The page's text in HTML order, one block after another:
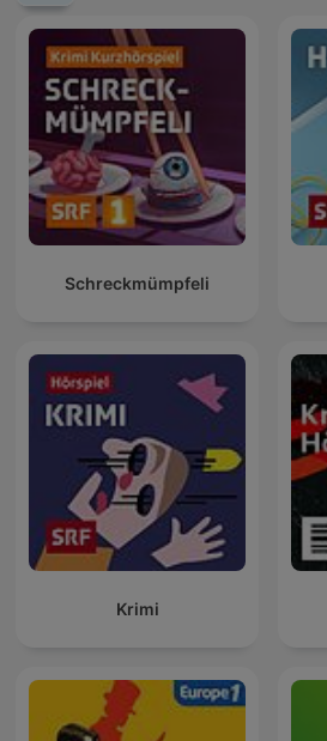
Schreckmümpfeli
Krimi